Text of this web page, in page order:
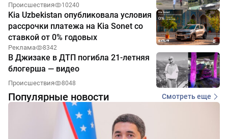
Происшествия 10240
Kia Uzbekistan опубликовала условия
рассрочки платежа на Kia Sonet со
ставкой от 0% годовых
Реклама 8342
В Джизаке в ДТП погибла 21-летняя
блогерша — видео
Происшествия 8048
Популярные новости Смотреть еще